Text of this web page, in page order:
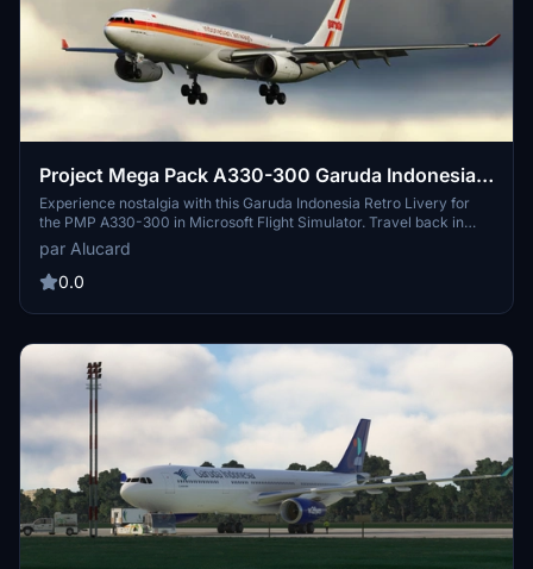
Project Mega Pack A330-300 Garuda Indonesia
Retro Livery
Experience nostalgia with this Garuda Indonesia Retro Livery for
the PMP A330-300 in Microsoft Flight Simulator. Travel back in
time and enjoy the classic design of this iconic airline. Created by
Irwin Rahartyo for the ultimate Indonesian flight simulation
experience.
par Alucard
0.0